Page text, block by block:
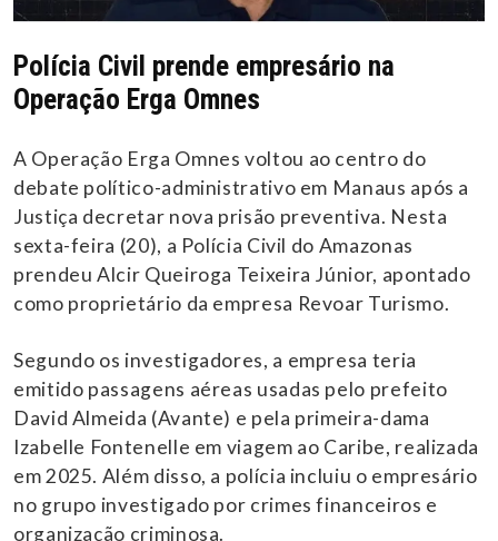
Polícia Civil prende empresário na
Operação Erga Omnes
A Operação Erga Omnes voltou ao centro do
debate político-administrativo em Manaus após a
Justiça decretar nova prisão preventiva. Nesta
sexta-feira (20), a Polícia Civil do Amazonas
prendeu Alcir Queiroga Teixeira Júnior, apontado
como proprietário da empresa Revoar Turismo.
Segundo os investigadores, a empresa teria
emitido passagens aéreas usadas pelo prefeito
David Almeida (Avante) e pela primeira-dama
Izabelle Fontenelle em viagem ao Caribe, realizada
em 2025. Além disso, a polícia incluiu o empresário
no grupo investigado por crimes financeiros e
organização criminosa.